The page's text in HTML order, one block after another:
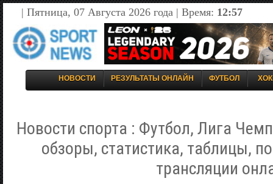
| Пятница, 07 Августа 2026 года | Время: 12:57
НОВОСТИ РЕЗУЛЬТАТЫ ОНЛАЙН ФУТБОЛ
Новости спорта : Футбол, Лига
обзоры, статистика, таблицы,
трансляции